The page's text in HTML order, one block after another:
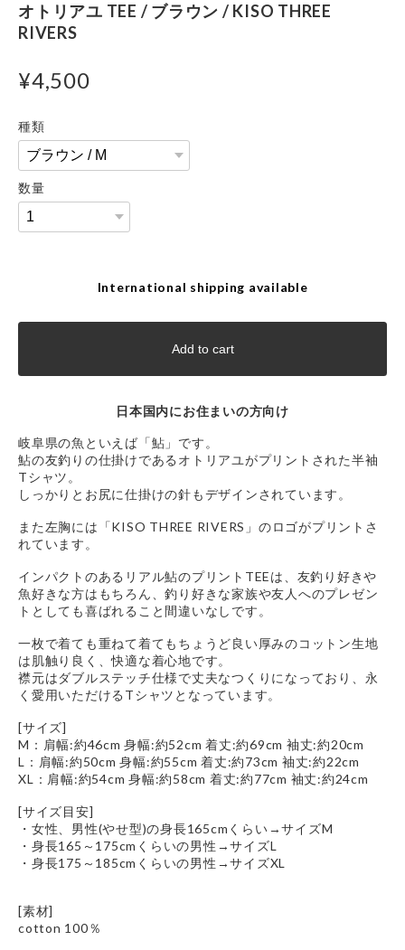
オトリアユ TEE / ブラウン / KISO THREE
RIVERS
¥4,500
種類
数量
International shipping available
Add to cart
日本国内にお住まいの方向け
岐阜県の魚といえば「鮎」です。
鮎の友釣りの仕掛けであるオトリアユがプリントされた半袖
Tシャツ。
しっかりとお尻に仕掛けの針もデザインされています。
また左胸には「KISO THREE RIVERS」のロゴがプリントさ
れています。
インパクトのあるリアル鮎のプリントTEEは、友釣り好きや
魚好きな方はもちろん、釣り好きな家族や友人へのプレゼン
トとしても喜ばれること間違いなしです。
一枚で着ても重ねて着てもちょうど良い厚みのコットン生地
は肌触り良く、快適な着心地です。
襟元はダブルステッチ仕様で丈夫なつくりになっており、永
く愛用いただけるTシャツとなっています。
[サイズ]
M：肩幅:約46cm 身幅:約52cm 着丈:約69cm 袖丈:約20cm
L：肩幅:約50cm 身幅:約55cm 着丈:約73cm 袖丈:約22cm
XL：肩幅:約54cm 身幅:約58cm 着丈:約77cm 袖丈:約24cm
[サイズ目安]
・女性、男性(やせ型)の身長165cmくらい→サイズM
・身長165～175cmくらいの男性→サイズL
・身長175～185cmくらいの男性→サイズXL
[素材]
cotton 100％